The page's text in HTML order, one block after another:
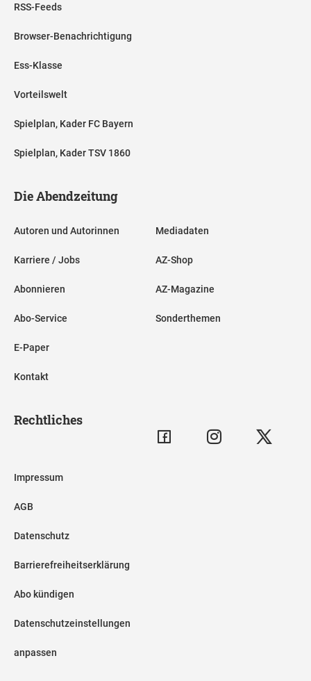
RSS-Feeds
Browser-Benachrichtigung
Ess-Klasse
Vorteilswelt
Spielplan, Kader FC Bayern
Spielplan, Kader TSV 1860
Die Abendzeitung
Autoren und Autorinnen
Karriere / Jobs
Abonnieren
Abo-Service
E-Paper
Kontakt
Mediadaten
AZ-Shop
AZ-Magazine
Sonderthemen
Rechtliches
Impressum
AGB
Datenschutz
Barrierefreiheitserklärung
Abo kündigen
Datenschutzeinstellungen
anpassen